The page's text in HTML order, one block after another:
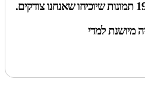
מיושנת למדי